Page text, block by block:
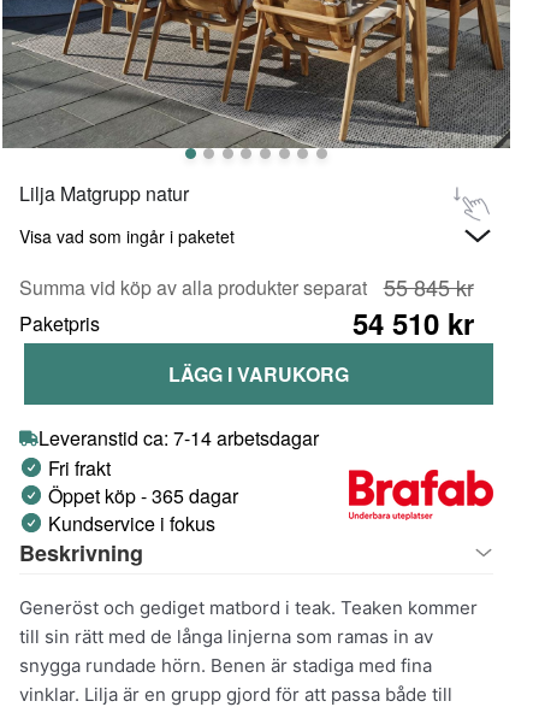
Lilja Matgrupp natur
Visa vad som ingår i paketet
Summa vid köp av alla produkter separat 55 845 kr
Paketpris 54 510 kr
LÄGG I VARUKORG
Leveranstid ca: 7-14 arbetsdagar
Fri frakt
Öppet köp - 365 dagar
Kundservice i fokus
Beskrivning
Generöst och gediget matbord i teak. Teaken kommer
till sin rätt med de långa linjerna som ramas in av
snygga rundade hörn. Benen är stadiga med fina
vinklar. Lilja är en grupp gjord för att passa både till